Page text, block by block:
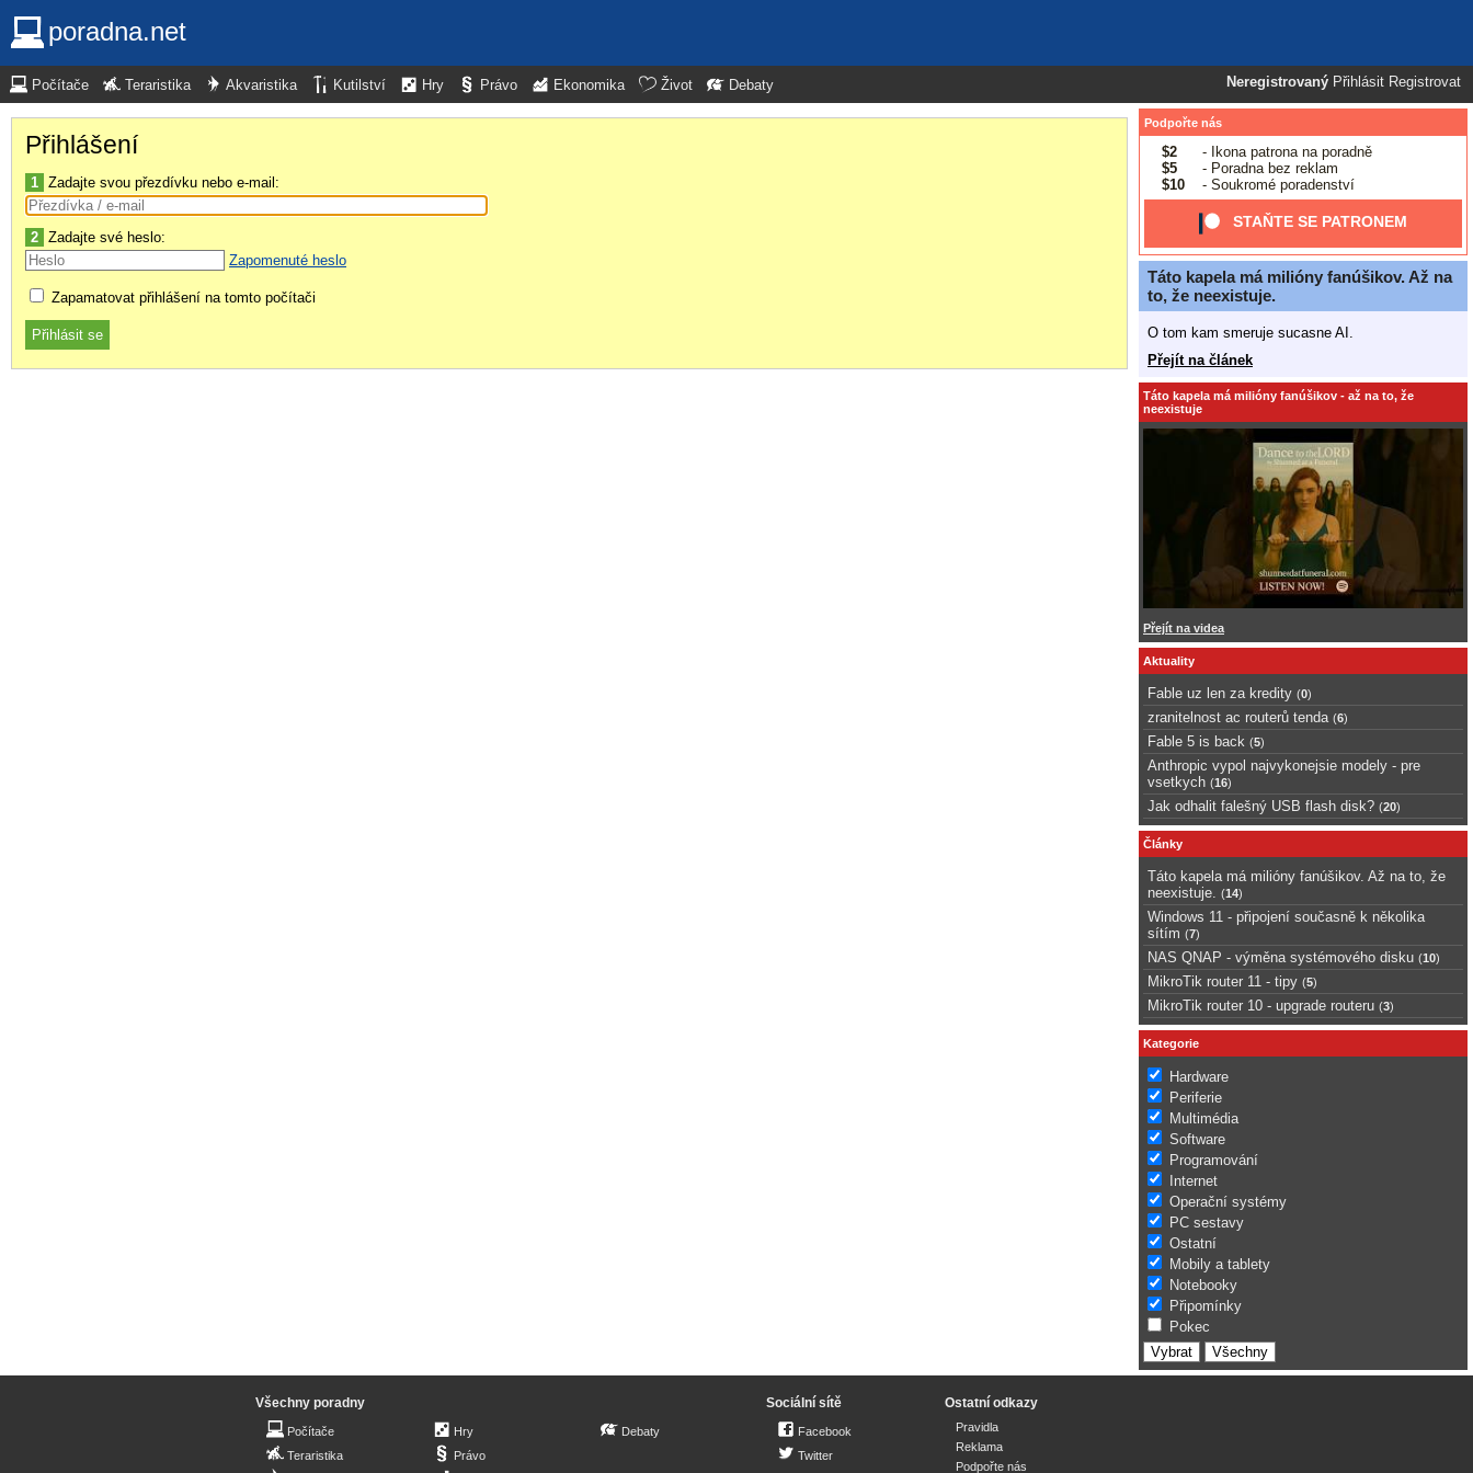
poradna.net
Neregistrovaný Přihlásit Registrovat
Počítače Teraristika Akvaristika Kutilství Hry Právo Ekonomika Život Debaty
Přihlášení
1 Zadajte svou přezdívku nebo e-mail:
2 Zadajte své heslo:
Zapomenuté heslo
Zapamatovat přihlášení na tomto počítači
Podpořte nás
$2
- Ikona patrona na poradně
$5
- Poradna bez reklam
$10
- Soukromé poradenství
STAŇTE SE PATRONEM
Táto kapela má milióny fanúšikov. Až na
to, že neexistuje.
O tom kam smeruje sucasne AI.
Přejít na článek
Táto kapela má milióny fanúšikov - až na to, že
neexistuje
Přejít na videa
Aktuality
Fable uz len za kredity (0)
zranitelnost ac routerů tenda (6)
Fable 5 is back (5)
Anthropic vypol najvykonejsie modely - pre
vsetkych (16)
Jak odhalit falešný USB flash disk? (20)
Články
Táto kapela má milióny fanúšikov. Až na to, že
neexistuje.
(14)
Windows 11 - připojení současně k několika
sítím (7)
NAS QNAP - výměna systémového disku (10)
MikroTik router 11 - tipy (5)
MikroTik router 10 - upgrade routeru (3)
Kategorie
Hardware
Periferie
Multimédia
Software
Programování
Internet
Operační systémy
PC sestavy
Ostatní
Mobily a tablety
Notebooky
Připomínky
Pokec
Všechny poradny
Počítače
Teraristika
Hry
Právo
Debaty
Sociální sítě
Facebook
Twitter
Ostatní odkazy
Pravidla
Reklama
Podpořte nás